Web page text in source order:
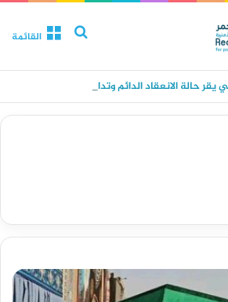
القائمةبحث عن